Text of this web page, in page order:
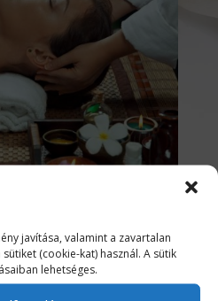
javítása, valamint a zavartalan
(cookie-kat) használ. A sütik
lehetséges.